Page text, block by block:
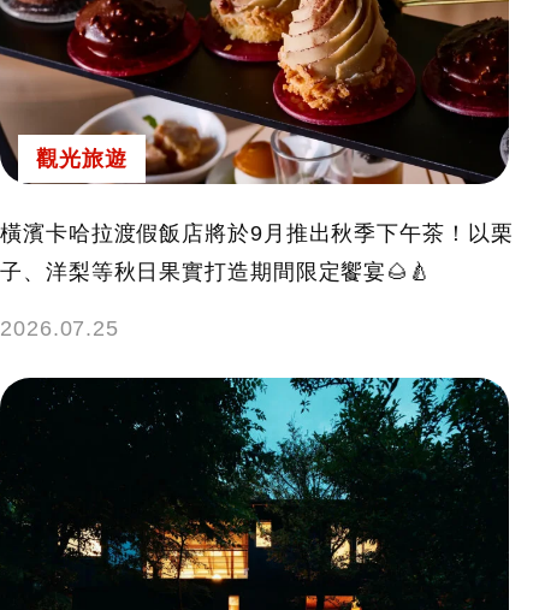
觀光旅遊
橫濱卡哈拉渡假飯店將於9月推出秋季下午茶！以栗
子、洋梨等秋日果實打造期間限定饗宴🌰🍐
2026.07.25